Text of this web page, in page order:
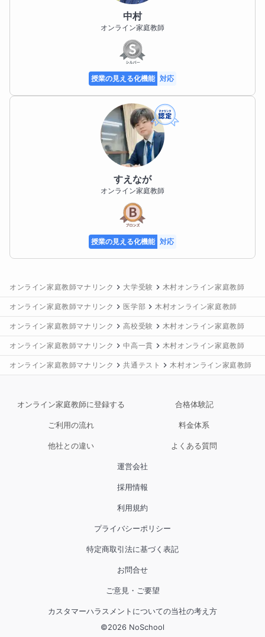
中村
オンライン家庭教師
授業の見える化機能 対応
すえなが
オンライン家庭教師
授業の見える化機能 対応
オンライン家庭教師マナリンク 大学受験 木村オンライン家庭教師
オンライン家庭教師マナリンク 医学部 木村オンライン家庭教師
オンライン家庭教師マナリンク 高校受験 木村オンライン家庭教師
オンライン家庭教師マナリンク 中高一貫 木村オンライン家庭教師
オンライン家庭教師マナリンク 共通テスト 木村オンライン家庭教師
オンライン家庭教師に登録する 合格体験記
ご利用の流れ 料金体系
他社との違い よくある質問
運営会社
採用情報
利用規約
プライバシーポリシー
特定商取引法に基づく表記
お問合せ
ご意見・ご要望
カスタマーハラスメントについての当社の考え方
©2026 NoSchool